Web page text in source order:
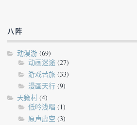
八阵
动漫游 (69)
动画迷途 (27)
游戏苦旅 (33)
漫画天行 (9)
天籁村 (4)
低吟浅唱 (1)
原声虚空 (3)